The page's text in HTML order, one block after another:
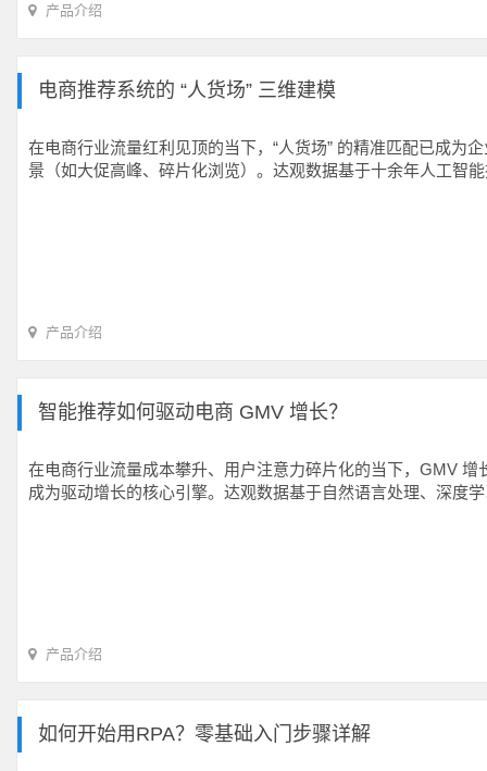
产品介绍
电商推荐系统的 “人货场” 三维建模
在电商行业流量红利见顶的当下，“人货场” 的精准匹配已成为
景（如大促高峰、碎片化浏览）。达观数据基于十余年人工智
产品介绍
智能推荐如何驱动电商 GMV 增长？
在电商行业流量成本攀升、用户注意力碎片化的当下，GMV 增
成为驱动增长的核心引擎。达观数据基于自然语言处理、深度
产品介绍
如何开始用RPA？零基础入门步骤详解